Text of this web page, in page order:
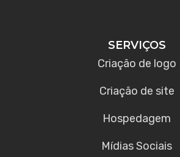
SERVIÇOS
Criação de logo
Criação de site
Hospedagem
Mídias Sociais